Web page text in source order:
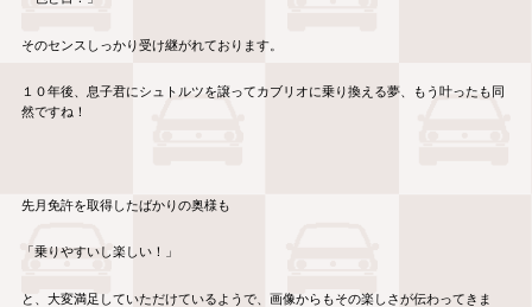
そのセンスしっかり受け継がれております。
１０年後、息子君にシュトルツを譲ってカブリオに乗り換える夢、もう叶ったも同
然ですね！
先月免許を取得したばかりの奥様も
「乗りやすいし楽しい！」
と、大変満足していただけているようで、画像からもその楽しさが伝わってきま